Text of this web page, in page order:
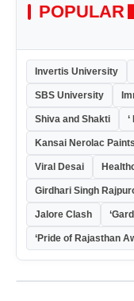
POPULAR
Invertis University
SBS University
Shiva and Shakti
Kansai Nerolac Paints
Viral Desai
Girdhari Singh
Jalore Clash
‘Pride of Rajasthan